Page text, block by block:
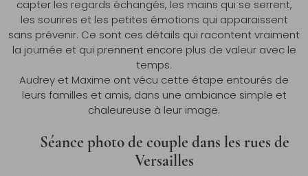
capter les regards échangés, les mains qui se serrent,
les sourires et les petites émotions qui apparaissent
sans prévenir. Ce sont ces détails qui racontent vraiment
la journée et qui prennent encore plus de valeur avec le
temps.
Audrey et Maxime ont vécu cette étape entourés de
leurs familles et amis, dans une ambiance simple et
chaleureuse à leur image.
Séance photo de couple dans les rues de
Versailles